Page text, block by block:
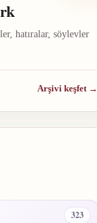
hatıralar, söylevler
Arşivi keşfet →
323